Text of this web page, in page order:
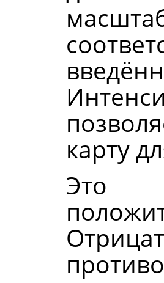
карту
Это